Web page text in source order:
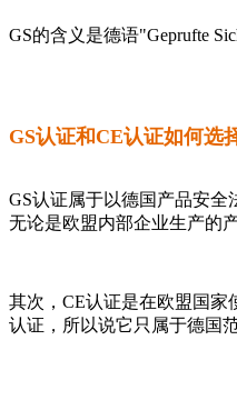
GS的含义是德语"Geprufte
GS认证和CE认证如何选
GS认证属于以德国产品安全
无论是欧盟内部企业生产的
其次，CE认证是在欧盟国家
认证，所以说它只属于德国